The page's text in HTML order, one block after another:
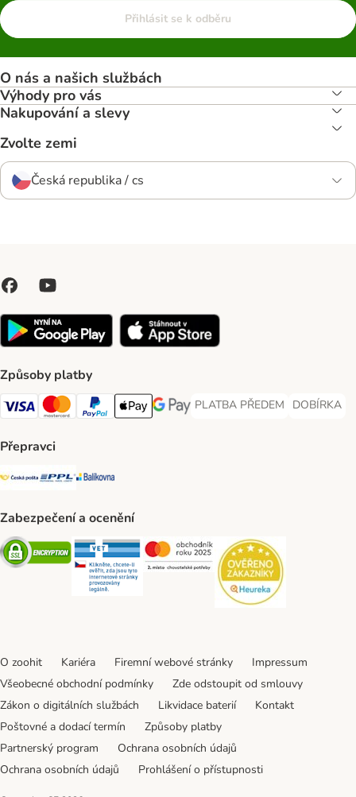
Přihlásit se k odběru
O nás a našich službách
Výhody pro vás
Nakupování a slevy
Zvolte zemi
Česká republika / cs
Způsoby platby
Visa Payment Method
Mastercard Payment Method
PayPal Payment Method
Apple pay Payment Method
GooglePay Payment Method
PLATBA PŘEDEM
PLATBA PŘEDEM Payment
DOBÍRKA
DOBÍRKA
Přepravci
Česká pošta Shipping Method
PPL Shipping Method
Balíkovna Shipping Method
Zabezpečení a ocenění
Security Security Security
O zoohit Kariéra Firemní webové stránky
Impressum
Všeobecné obchodní podmínky
Zde odstoupit od smlouvy
Zákon o digitálních službách
Likvidace baterií
Kontakt
Poštovné a dodací termín
Způsoby platby
Partnerský program
Ochrana osobních údajů
Ochrana osobních údajů
Prohlášení o přístupnosti